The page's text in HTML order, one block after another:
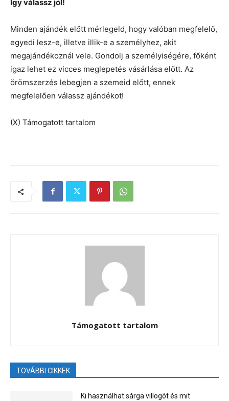
Így válassz jól!
Minden ajándék előtt mérlegeld, hogy valóban megfelelő,
egyedi lesz-e, illetve illik-e a személyhez, akit
megajándékoznál vele. Gondolj a személyiségére, főként
igaz lehet ez vicces meglepetés vásárlása előtt. Az
örömszerzés lebegjen a szemeid előtt, ennek
megfelelően válassz ajándékot!
(X) Támogatott tartalom
Támogatott tartalom
TOVÁBBI CIKKEK
Ki használhat sárga villogót és mit